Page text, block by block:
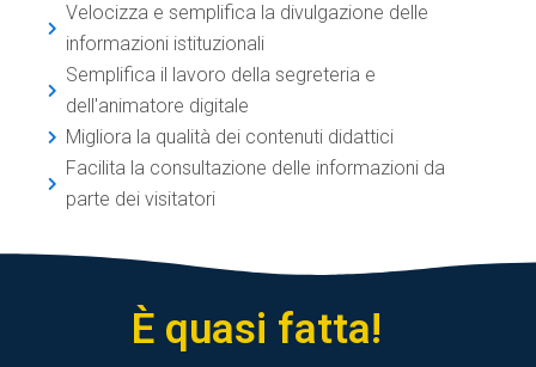
Velocizza e semplifica la divulgazione delle
informazioni istituzionali
Semplifica il lavoro della segreteria e
dell'animatore digitale
Migliora la qualità dei contenuti didattici
Facilita la consultazione delle informazioni da
parte dei visitatori
È quasi fatta!